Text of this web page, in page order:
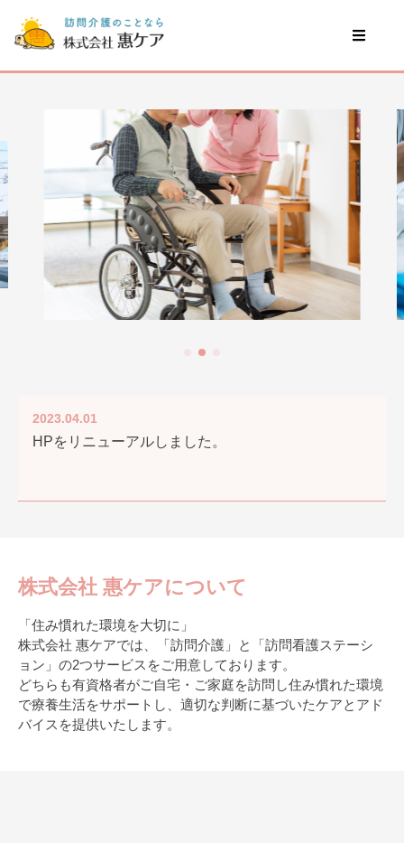
2023.04.01
HPをリニューアルしました。
株式会社 惠ケアについて
「住み慣れた環境を大切に」
株式会社 惠ケアでは、「訪問介護」と「訪問看護ステーシ
ョン」の2つサービスをご用意しております。
どちらも有資格者がご自宅・ご家庭を訪問し住み慣れた環境
で療養生活をサポートし、適切な判断に基づいたケアとアド
バイスを提供いたします。